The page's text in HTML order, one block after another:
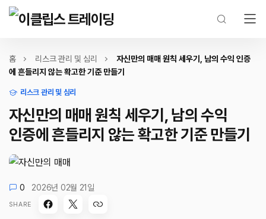
홈 리스크 관리 및 심리
자신만의 매매 원칙 세우기, 남의 수익 인증
에 흔들리지 않는 확고한 기준 만들기
리스크 관리 및 심리
자신만의 매매 원칙 세우기, 남의 수익
인증에 흔들리지 않는 확고한 기준 만들기
0 2026년 02월 21일
SHARE